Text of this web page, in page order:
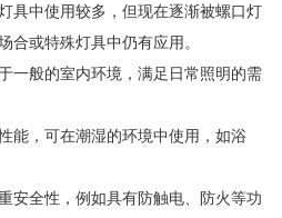
具中使用较多，但现在逐渐被螺口灯
合或特殊灯具中仍有应用。
一般的室内环境，满足日常照明的需
能，可在潮湿的环境中使用，如浴
安全性，例如具有防触电、防火等功